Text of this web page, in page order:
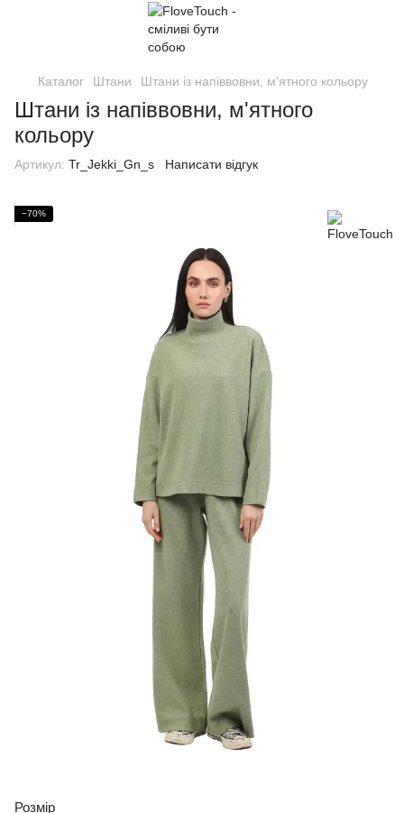
Каталог Штани Штани із напіввовни, м'ятного кольору
Штани із напіввовни, м'ятного
кольору
Артикул: Tr_Jekki_Gn_s Написати відгук
−70%
Розмір